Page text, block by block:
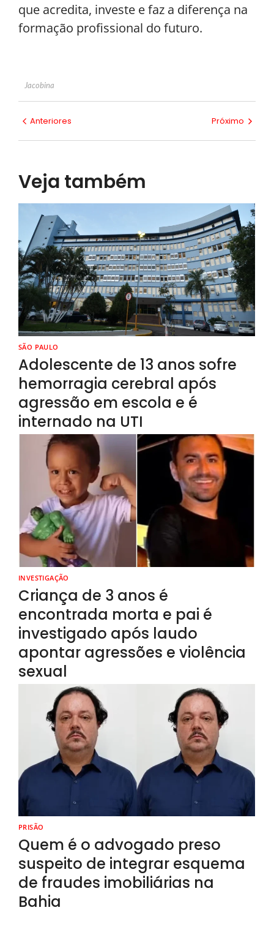
que acredita, investe e faz a diferença na
formação profissional do futuro.
Jacobina
Anteriores Próximo
Veja também
SÃO PAULO
Adolescente de 13 anos sofre
hemorragia cerebral após
agressão em escola e é
internado na UTI
INVESTIGAÇÃO
Criança de 3 anos é
encontrada morta e pai é
investigado após laudo
apontar agressões e violência
sexual
PRISÃO
Quem é o advogado preso
suspeito de integrar esquema
de fraudes imobiliárias na
Bahia